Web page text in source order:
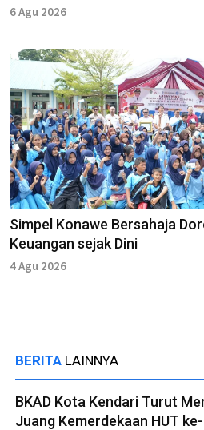
6 Agu 2026
Simpel Konawe Bersahaja
Keuangan sejak Dini
4 Agu 2026
BERITA LAINNYA
BKAD Kota Kendari Turut
Juang Kemerdekaan HUT